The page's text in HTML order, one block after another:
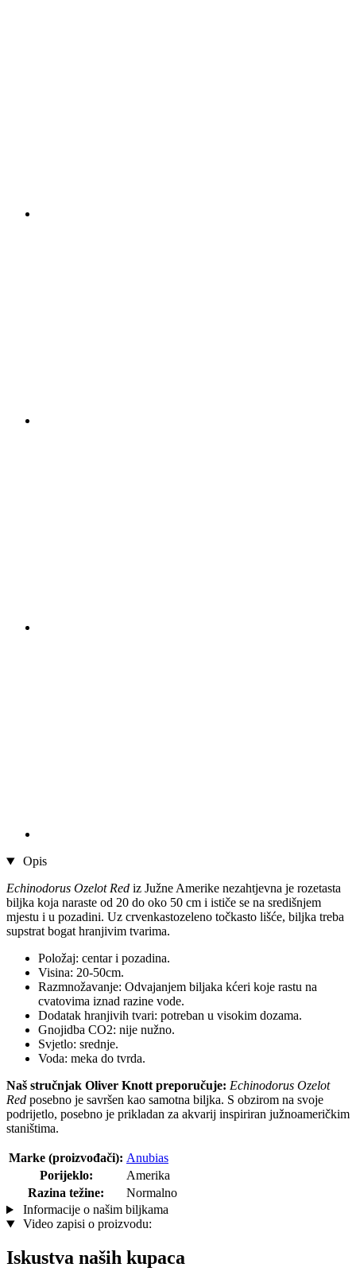
Opis
Echinodorus Ozelot Red iz Južne Amerike nezahtjevna je rozetasta
biljka koja naraste od 20 do oko 50 cm i ističe se na središnjem
mjestu i u pozadini. Uz crvenkastozeleno točkasto lišće, biljka treba
supstrat bogat hranjivim tvarima.
Položaj: centar i pozadina.
Visina: 20-50cm.
Razmnožavanje: Odvajanjem biljaka kćeri koje rastu na
cvatovima iznad razine vode.
Dodatak hranjivih tvari: potreban u visokim dozama.
Gnojidba CO2: nije nužno.
Svjetlo: srednje.
Voda: meka do tvrda.
Naš stručnjak Oliver Knott preporučuje: Echinodorus Ozelot
Red posebno je savršen kao samotna biljka. S obzirom na svoje
podrijetlo, posebno je prikladan za akvarij inspiriran južnoameričkim
staništima.
Marke (proizvođači): Anubias
Porijeklo:
Amerika
Razina težine:
Normalno
Informacije o našim biljkama
Video zapisi o proizvodu:
Iskustva naših kupaca